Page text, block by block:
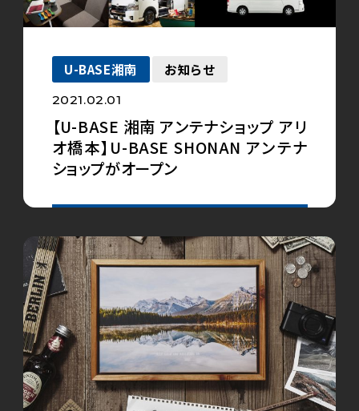
U-BASE湘南 お知らせ
2021.02.01
【U-BASE 湘南 アンテナショップ アリ
オ橋本】U-BASE SHONAN アンテナ
ショップがオープン